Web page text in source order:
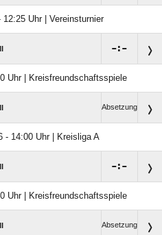
Uhr | Vereinsturnier
:
Uhr | Kreisfreundschaftsspiele
Absetzung
- 14:00 Uhr | Kreisliga A
:
Uhr | Kreisfreundschaftsspiele
Absetzung